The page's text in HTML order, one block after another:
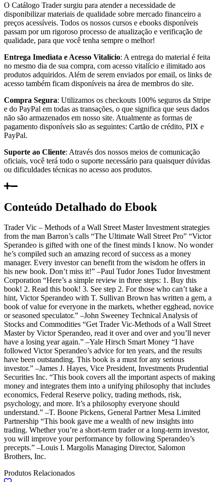
O Catálogo Trader surgiu para atender a necessidade de
disponibilizar materiais de qualidade sobre mercado financeiro a
preços acessíveis. Todos os nossos cursos e ebooks disponíveis
passam por um rigoroso processo de atualização e verificação de
qualidade, para que você tenha sempre o melhor!
Entrega Imediata e Acesso Vitalício: A entrega do material é feita
no mesmo dia de sua compra, com acesso vitalício e ilimitado aos
produtos adquiridos. Além de serem enviados por email, os links de
acesso também ficam disponíveis na área de membros do site.
Compra Segura: Utilizamos os checkouts 100% seguros da Stripe
e do PayPal em todas as transações, o que significa que seus dados
não são armazenados em nosso site. Atualmente as formas de
pagamento disponíveis são as seguintes: Cartão de crédito, PIX e
PayPal.
Suporte ao Cliente: Através dos nossos meios de comunicação
oficiais, você terá todo o suporte necessário para quaisquer dúvidas
ou dificuldades técnicas no acesso aos produtos.
Conteúdo Detalhado do Ebook
Trader Vic – Methods of a Wall Street Master Investment strategies
from the man Barron’s calls “The Ultimate Wall Street Pro” “Victor
Sperandeo is gifted with one of the finest minds I know. No wonder
he’s compiled such an amazing record of success as a money
manager. Every investor can benefit from the wisdom he offers in
his new book. Don’t miss it!” –Paul Tudor Jones Tudor Investment
Corporation “Here’s a simple review in three steps: 1. Buy this
book! 2. Read this book! 3. See step 2. For those who can’t take a
hint, Victor Sperandeo with T. Sullivan Brown has written a gem, a
book of value for everyone in the markets, whether egghead, novice
or seasoned speculator.” –John Sweeney Technical Analysis of
Stocks and Commodities “Get Trader Vic-Methods of a Wall Street
Master by Victor Sperandeo, read it over and over and you’ll never
have a losing year again.” –Yale Hirsch Smart Money “I have
followed Victor Sperandeo’s advice for ten years, and the results
have been outstanding. This book is a must for any serious
investor.” –James J. Hayes, Vice President, Investments Prudential
Securities Inc. “This book covers all the important aspects of making
money and integrates them into a unifying philosophy that includes
economics, Federal Reserve policy, trading methods, risk,
psychology, and more. It’s a philosophy everyone should
understand.” –T. Boone Pickens, General Partner Mesa Limited
Partnership “This book gave me a wealth of new insights into
trading. Whether you’re a short-term trader or a long-term investor,
you will improve your performance by following Sperandeo’s
precepts.” –Louis I. Margolis Managing Director, Salomon
Brothers, Inc.
Produtos Relacionados